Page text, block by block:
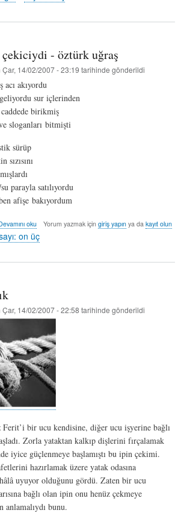
- öztürk uğraş
Çar, 14/02/2007 - 23:19 tarihinde gönderildi
acı akıyordu
sur içlerinden
caddede birikmiş
bitmişti
sürüp
sızısını
cinayet
oku Yorum yazmak için giriş yapınya da kayıt olun
on üç
Çar, 14/02/2007 - 22:58 tarihinde gönderildi
Ferit’i bir ucu kendisine, diğer ucu işyerine bağlı
Zorla yataktan kalkıp dişlerini fırçalamak
iyice güçlenmeye başlamıştı bu ipin çekimi.
hazırlamak üzere yatak odasına
hâlâ uyuyor olduğunu gördü. Zaten bir ucu
bağlı olan ipin onu henüz çekmeye
anlamalıydı bunu.